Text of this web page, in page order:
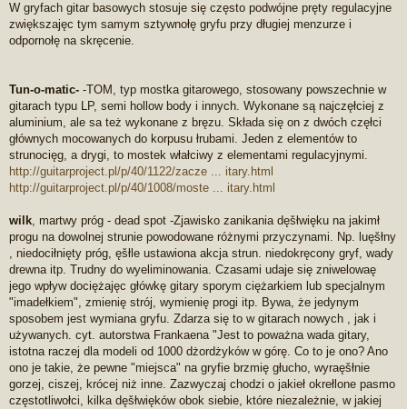
W gryfach gitar basowych stosuje się często podwójne pręty regulacyjne
zwiększajęc tym samym sztywnołę gryfu przy długiej menzurze i
odpornołę na skręcenie.
Tun-o-matic- -TOM, typ mostka gitarowego, stosowany powszechnie w
gitarach typu LP, semi hollow body i innych. Wykonane są najczęłciej z
aluminium, ale sa też wykonane z bręzu. Składa się on z dwóch częłci
głównych mocowanych do korpusu łrubami. Jeden z elementów to
strunocięg, a drygi, to mostek włałciwy z elementami regulacyjnymi.
http://guitarproject.pl/p/40/1122/zacze ... itary.html
http://guitarproject.pl/p/40/1008/moste ... itary.html
wilk, martwy próg - dead spot -Zjawisko zanikania dęšłwięku na jakimł
progu na dowolnej strunie powodowane różnymi przyczynami. Np. luęšłny
, niedociłnięty próg, ęšłle ustawiona akcja strun. niedokręcony gryf, wady
drewna itp. Trudny do wyeliminowania. Czasami udaje się zniwelowaę
jego wpływ dociężajęc główkę gitary sporym ciężarkiem lub specjalnym
"imadełkiem", zmienię strój, wymienię progi itp. Bywa, że jedynym
sposobem jest wymiana gryfu. Zdarza się to w gitarach nowych , jak i
używanych. cyt. autorstwa Frankaena "Jest to poważna wada gitary,
istotna raczej dla modeli od 1000 dżordżyków w górę. Co to je ono? Ano
ono je takie, że pewne "miejsca" na gryfie brzmię głucho, wyraęšłnie
gorzej, ciszej, krócej niż inne. Zazwyczaj chodzi o jakieł okrełlone pasmo
częstotliwołci, kilka dęšłwięków obok siebie, które niezależnie, w jakiej